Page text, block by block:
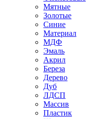
Мятные
Золотые
Синие
Материал
МДФ
Эмаль
Акрил
Береза
Дерево
Дуб
ЛДСП
Массив
Пластик